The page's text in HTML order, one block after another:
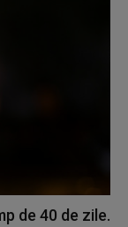
de 40 de zile.